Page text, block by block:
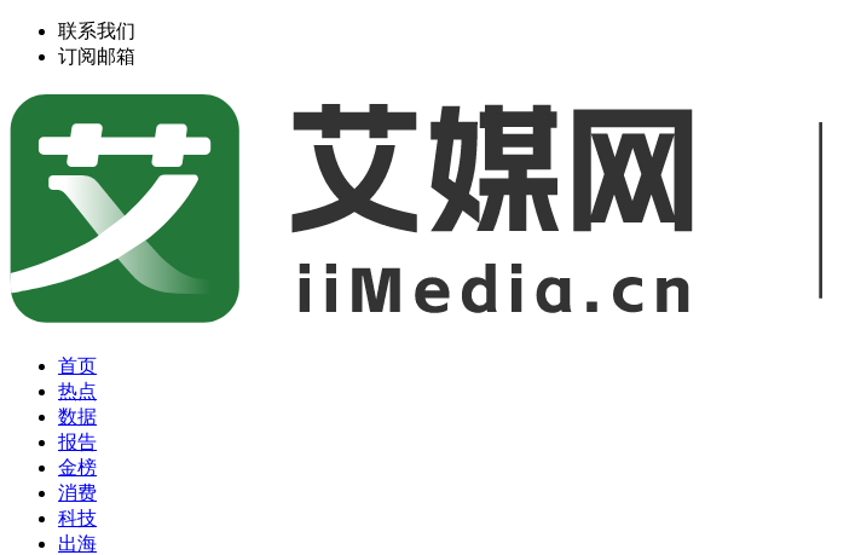
联系我们
订阅邮箱
首页
热点
数据
报告
金榜
消费
科技
出海